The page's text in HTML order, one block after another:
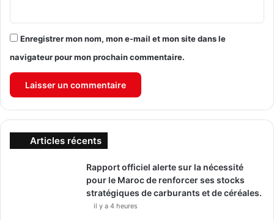
Enregistrer mon nom, mon e-mail et mon site dans le
navigateur pour mon prochain commentaire.
Articles récents
Rapport officiel alerte sur la nécessité
pour le Maroc de renforcer ses stocks
stratégiques de carburants et de céréales.
il y a 4 heures